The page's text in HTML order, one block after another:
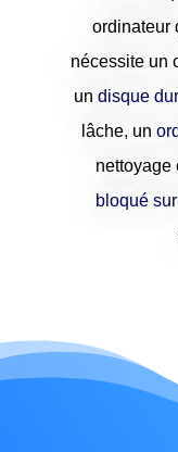
ordinateur
nécessite un
undisque
lâche, un
nettoyage
bloqué